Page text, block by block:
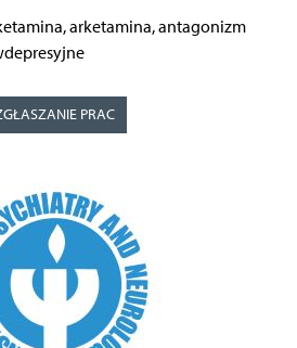
arketamina, antagonizm
PRAC